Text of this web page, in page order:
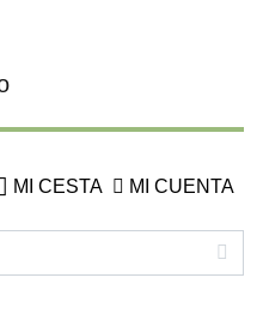
MI CUENTA
MI CESTA